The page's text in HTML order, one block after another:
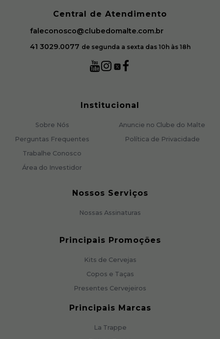
Central de Atendimento
faleconosco@clubedomalte.com.br
41 3029.0077 de segunda a sexta das 10h às 18h
Institucional
Sobre Nós
Perguntas Frequentes
Trabalhe Conosco
Área do Investidor
Anuncie no Clube do Malte
Política de Privacidade
Nossos Serviços
Nossas Assinaturas
Principais Promoções
Kits de Cervejas
Copos e Taças
Presentes Cervejeiros
Principais Marcas
La Trappe